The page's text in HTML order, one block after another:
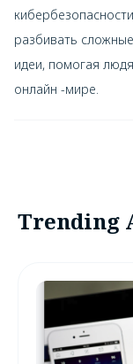
разбивать
идеи, помогая
онлайн -мире.
Trending